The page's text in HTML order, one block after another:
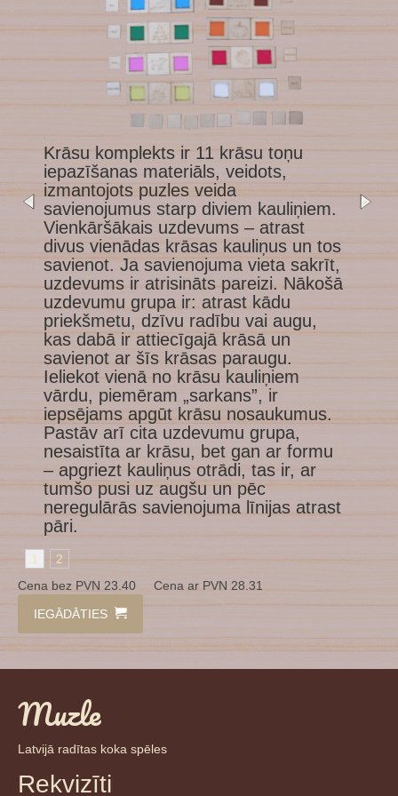
Krāsu komplekts ir 11 krāsu toņu
iepazīšanas materiāls, veidots,
izmantojots puzles veida
savienojumus starp diviem kauliņiem.
Vienkāršākais uzdevums – atrast
divus vienādas krāsas kauliņus un tos
savienot. Ja savienojuma vieta sakrīt,
uzdevums ir atrisināts pareizi. Nākošā
uzdevumu grupa ir: atrast kādu
priekšmetu, dzīvu radību vai augu,
kas dabā ir attiecīgajā krāsā un
savienot ar šīs krāsas paraugu.
Ieliekot vienā no krāsu kauliņiem
vārdu, piemēram „sarkans”, ir
iepsējams apgūt krāsu nosaukumus.
Pastāv arī cita uzdevumu grupa,
nesaistīta ar krāsu, bet gan ar formu
– apgriezt kauliņus otrādi, tas ir, ar
tumšo pusi uz augšu un pēc
neregulārās savienojuma līnijas atrast
pāri.
1
2
Cena bez PVN 23.40 Cena ar PVN 28.31
IEGĀDĀTIES
Muzle
Latvijā radītas koka spēles
Rekvizīti